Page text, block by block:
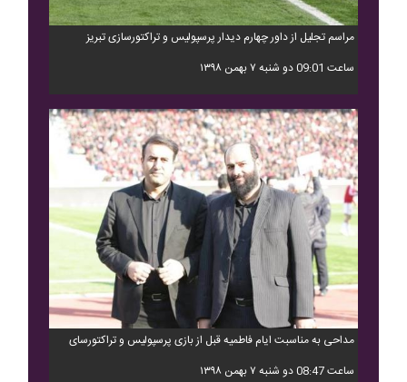
مراسم تجلیل از داور چهارم دیدار پرسپولیس و تراکتورسازی تبریز
ساعت 09:01 دو شنبه ۷ بهمن ۱۳۹۸
مداحی به مناسبت ایام فاطمیه قبل از بازی پرسپولیس و تراکتورسای
ساعت 08:47 دو شنبه ۷ بهمن ۱۳۹۸